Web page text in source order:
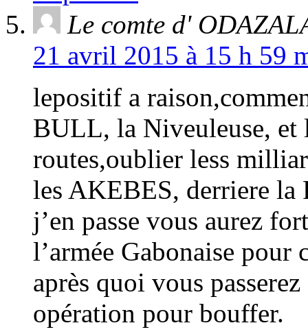
Le comte d'
21 avril 2015 à 15 h 59
lepositif a
BULL, la Niveuleuse, et
routes,oublier less
les AKEBES, derriere la
j’en passe vous aurez
l’armée Gabonaise
après quoi vous
opération pour bouffer.